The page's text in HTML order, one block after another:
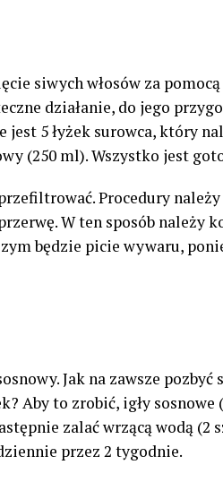
siwych włosów za
działanie, do jego
5 łyżek surowca, który
(250 ml). Wszystko jest
Procedury
W ten sposób należy
będzie picie wywaru,
Jak na zawsze pozbyć
Aby to zrobić, igły
zalać wrzącą wodą (2
przez 2 tygodnie.